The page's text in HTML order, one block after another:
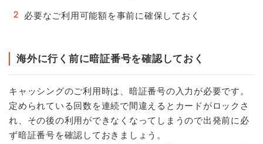
必要なご利用可能額を事前に確保しておく
海外に行く前に暗証番号を確認しておく
キャッシングのご利用時は、暗証番号の入力が必要です。
定められている回数を連続で間違えるとカードがロックさ
れ、その後の利用ができなくなってしまうので出発前に必
ず暗証番号を確認しておきましょう。